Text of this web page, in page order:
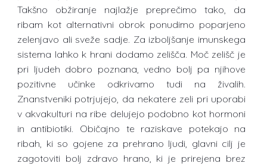
Takšno obžiranje najlažje preprečimo tako, da
ribam kot alternativni obrok ponudimo poparjeno
zelenjavo ali sveže sadje. Za izboljšanje imunskega
sistema lahko k hrani dodamo zelišča. Moč zelišč je
pri ljudeh dobro poznana, vedno bolj pa njihove
pozitivne učinke odkrivamo tudi na živalih.
Znanstveniki potrjujejo, da nekatere zeli pri uporabi
v akvakulturi na ribe delujejo podobno kot hormoni
in antibiotiki. Običajno te raziskave potekajo na
ribah, ki so gojene za prehrano ljudi, glavni cilj je
zagotoviti bolj zdravo hrano, ki je prirejena brez